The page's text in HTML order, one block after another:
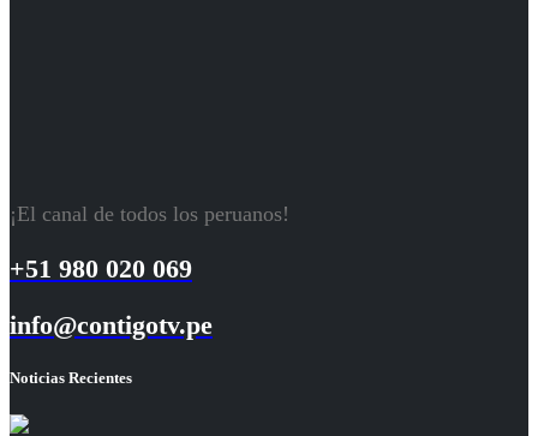
¡El canal de todos los peruanos!
+51 980 020 069
info@contigotv.pe
Noticias Recientes